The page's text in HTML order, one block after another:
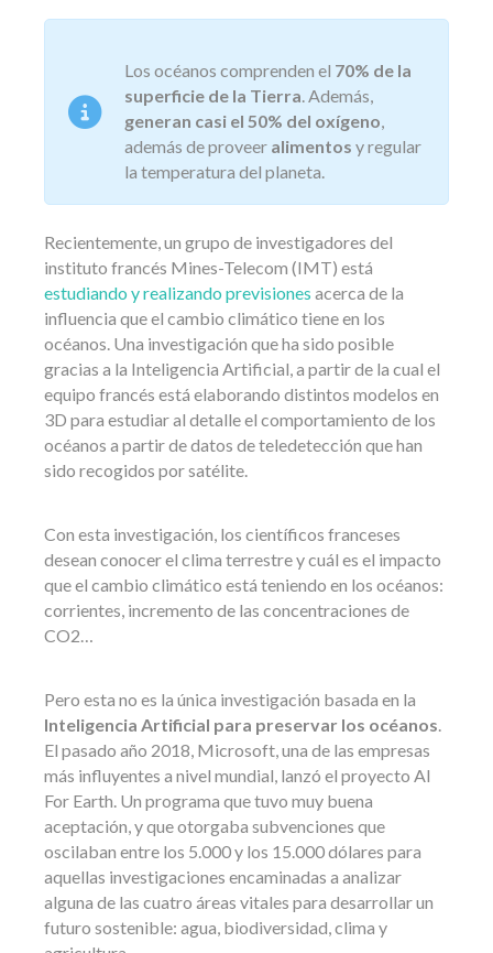
Los océanos comprenden el 70% de la
superficie de la Tierra. Además,
generan casi el 50% del oxígeno,
además de proveer alimentos y regular
la temperatura del planeta.
Recientemente, un grupo de investigadores del
instituto francés Mines-Telecom (IMT) está
estudiando y realizando previsiones acerca de la
influencia que el cambio climático tiene en los
océanos. Una investigación que ha sido posible
gracias a la Inteligencia Artificial, a partir de la cual el
equipo francés está elaborando distintos modelos en
3D para estudiar al detalle el comportamiento de los
océanos a partir de datos de teledetección que han
sido recogidos por satélite.
Con esta investigación, los científicos franceses
desean conocer el clima terrestre y cuál es el impacto
que el cambio climático está teniendo en los océanos:
corrientes, incremento de las concentraciones de
CO2…
Pero esta no es la única investigación basada en la
Inteligencia Artificial para preservar los océanos.
El pasado año 2018, Microsoft, una de las empresas
más influyentes a nivel mundial, lanzó el proyecto Al
For Earth. Un programa que tuvo muy buena
aceptación, y que otorgaba subvenciones que
oscilaban entre los 5.000 y los 15.000 dólares para
aquellas investigaciones encaminadas a analizar
alguna de las cuatro áreas vitales para desarrollar un
futuro sostenible: agua, biodiversidad, clima y